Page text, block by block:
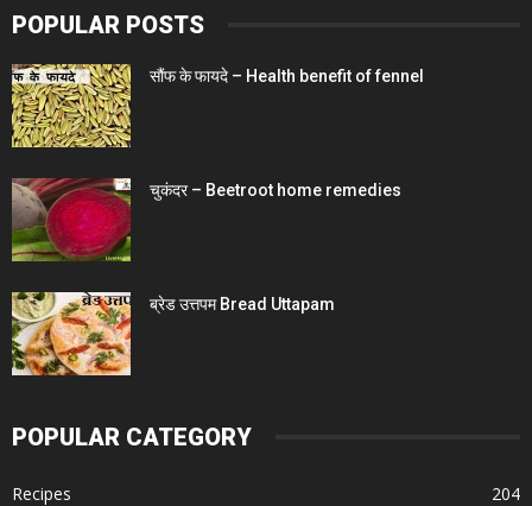
POPULAR POSTS
सौंफ के फायदे – Health benefit of fennel
चुकंदर – Beetroot home remedies
ब्रेड उत्तपम Bread Uttapam
POPULAR CATEGORY
Recipes
204